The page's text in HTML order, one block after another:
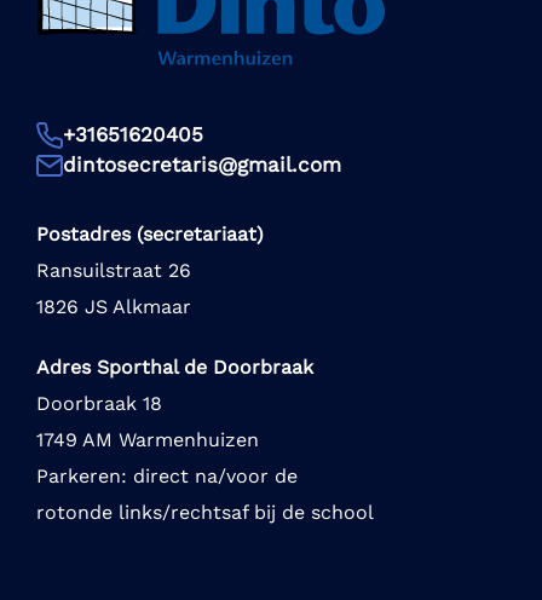
+31651620405
dintosecretaris@gmail.com
Postadres (secretariaat)
Ransuilstraat 26
1826 JS Alkmaar
Adres Sporthal de Doorbraak
Doorbraak 18
1749 AM Warmenhuizen
Parkeren: direct na/voor de
rotonde links/rechtsaf bij de school